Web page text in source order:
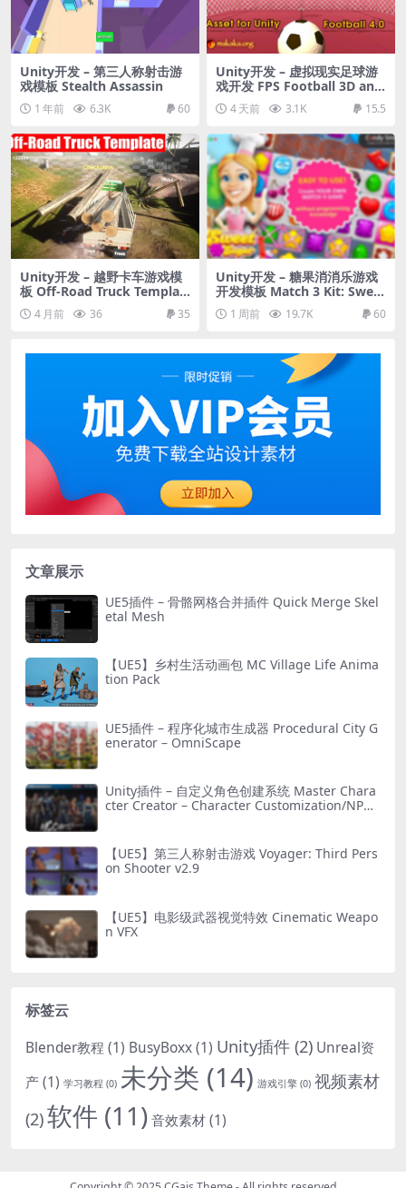
Unity开发 – 第三人称射击游
戏模板 Stealth Assassin
1 年前 6.3K 60
Unity开发 – 虚拟现实足球游
戏开发 FPS Football 3D and
AR 4 天前 3.1K 15.5
Unity开发 – 越野卡车游戏模
板 Off-Road Truck Templat
e 4 月前 36 35
Unity开发 – 糖果消消乐游戏
开发模板 Match 3 Kit: Sweet
Sugar Candy
1 周前 19.7K 60
文章展示
UE5插件 – 骨骼网格合并插件 Quick Merge Skel
etal Mesh
【UE5】乡村生活动画包 MC Village Life Anima
tion Pack
UE5插件 – 程序化城市生成器 Procedural City G
enerator – OmniScape
Unity插件 – 自定义角色创建系统 Master Chara
cter Creator – Character Customization/NPC
【UE5】第三人称射击游戏 Voyager: Third Pers
on Shooter v2.9
【UE5】电影级武器视觉特效 Cinematic Weapo
n VFX
标签云
Blender教程 (1) BusyBoxx(1) Unity插件 (2) Unreal资
产(1) 学习教程 (0) 未分类 (14) 游戏引擎 (0) 视频素材
(2)软件 (11)音效素材(1)